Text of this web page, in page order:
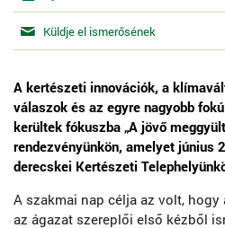
Küldje el ismerősének
A kertészeti innovációk, a
válaszok és az egyre nagyobb
kerültek fókuszba „A jövő
rendezvényünkön, amelyet június
derecskei Kertészeti
A szakmai nap célja az volt,
az ágazat szereplői első kézből